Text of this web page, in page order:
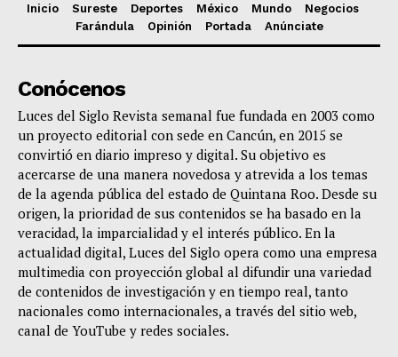
Inicio Sureste Deportes México Mundo
Negocios
Farándula
Opinión Portada Anúnciate
Conócenos
Luces del Siglo Revista semanal fue fundada en 2003 como
un proyecto editorial con sede en Cancún, en 2015 se
convirtió en diario impreso y digital. Su objetivo es
acercarse de una manera novedosa y atrevida a los temas
de la agenda pública del estado de Quintana Roo. Desde su
origen, la prioridad de sus contenidos se ha basado en la
veracidad, la imparcialidad y el interés público. En la
actualidad digital, Luces del Siglo opera como una empresa
multimedia con proyección global al difundir una variedad
de contenidos de investigación y en tiempo real, tanto
nacionales como internacionales, a través del sitio web,
canal de YouTube y redes sociales.